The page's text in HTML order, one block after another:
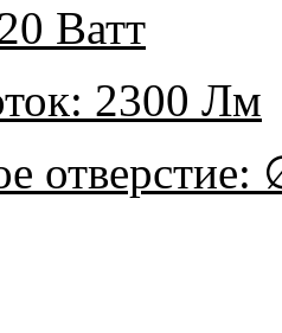
Ватт
2300 Лм
отверстие: